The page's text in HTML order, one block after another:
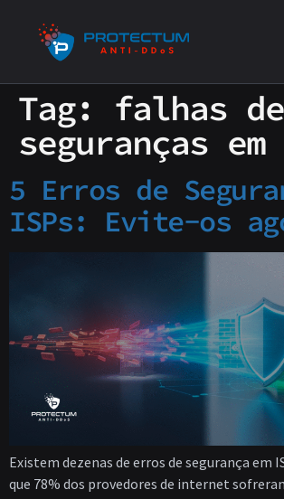
Tag: falhas de
seguranças
5 Erros de
ISPs: Evite-os
Existem dezenas de erros de segurança em
que 78% dos provedores de internet